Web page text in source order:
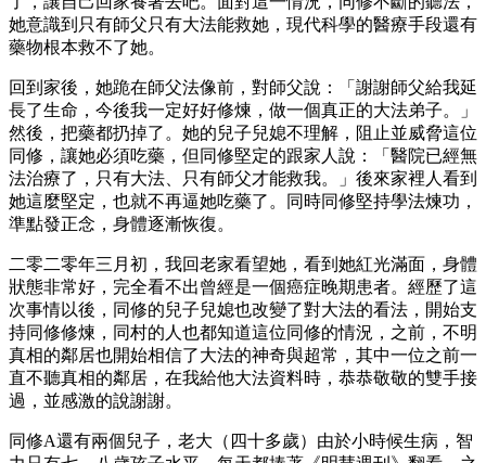
她意識到只有師父只有大法能救她，現代科學的醫療手段還有
藥物根本救不了她。
回到家後，她跪在師父法像前，對師父說：「謝謝師父給我延
長了生命，今後我一定好好修煉，做一個真正的大法弟子。」
然後，把藥都扔掉了。她的兒子兒媳不理解，阻止並威脅這位
同修，讓她必須吃藥，但同修堅定的跟家人說：「醫院已經無
法治療了，只有大法、只有師父才能救我。」後來家裡人看到
她這麼堅定，也就不再逼她吃藥了。同時同修堅持學法煉功，
準點發正念，身體逐漸恢復。
二零二零年三月初，我回老家看望她，看到她紅光滿面，身體
狀態非常好，完全看不出曾經是一個癌症晚期患者。經歷了這
次事情以後，同修的兒子兒媳也改變了對大法的看法，開始支
持同修修煉，同村的人也都知道這位同修的情況，之前，不明
真相的鄰居也開始相信了大法的神奇與超常，其中一位之前一
直不聽真相的鄰居，在我給他大法資料時，恭恭敬敬的雙手接
過，並感激的說謝謝。
同修A還有兩個兒子，老大（四十多歲）由於小時候生病，智